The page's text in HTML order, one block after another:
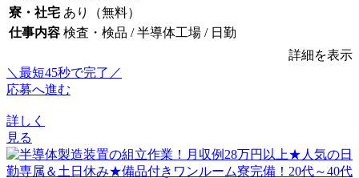
寮・社宅 あり（無料）
仕事内容 検査・検品 / 半導体工場 / 日勤
詳細を表示
＼最短45秒で完了／
応募へ進む
詳しく
見る